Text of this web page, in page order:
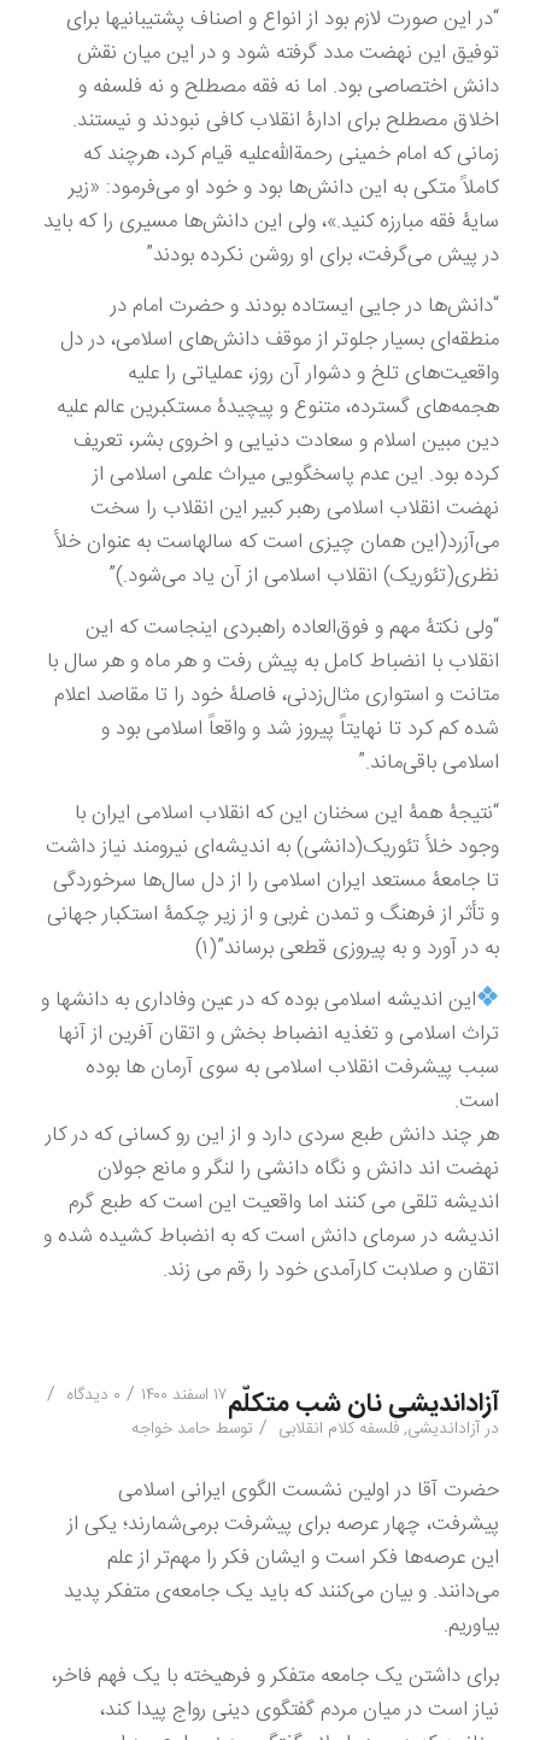
“در این صورت لازم بود از انواع و اصناف پشتیبانیها برای
توفیق این نهضت مدد گرفته شود و در این میان نقش
دانش اختصاصی بود. اما نه فقه مصطلح و نه فلسفه و
اخلاق مصطلح برای ادارۀ انقلاب کافی نبودند و نیستند.
زمانی که امام خمینی رحمة‌الله‌علیه قیام کرد، هرچند که
کاملاً متکی به این دانش‌ها بود و خود او می‌فرمود: «زیر
سایۀ فقه مبارزه کنید.»، ولی این دانش‌ها مسیری را که باید
در پیش می‌گرفت، برای او روشن نکرده بودند”
“دانش‌ها در جایی ایستاده بودند و حضرت امام در
منطقه‌ای بسیار جلوتر از موقف دانش‌های اسلامی، در دل
واقعیت‌های تلخ و دشوار آن روز، عملیاتی را علیه
هجمه‌های گسترده، متنوع و پیچیدۀ مستکبرین عالم علیه
دین مبین اسلام و سعادت دنیایی و اخروی بشر، تعریف
کرده بود. این عدم پاسخگویی میراث علمی اسلامی از
نهضت انقلاب اسلامی رهبر کبیر این انقلاب را سخت
می‌آزرد(این همان چیزی است که سالهاست به عنوان خلأ
نظری(تئوریک) انقلاب اسلامی از آن یاد می‌شود.)”
“ولی نکتۀ مهم و فوق‌العاده راهبردی اینجاست که این
انقلاب با انضباط کامل به پیش رفت و هر ماه و هر سال با
متانت و استواری مثال‌زدنی، فاصلۀ خود را تا مقاصد اعلام
شده کم کرد تا نهایتاً پیروز شد و واقعاً اسلامی بود و
اسلامی باقی‌ماند.”
“نتیجۀ همۀ این سخنان این که انقلاب اسلامی ایران با
وجود خلأ تئوریک(دانشی) به اندیشه‌ای نیرومند نیاز داشت
تا جامعۀ مستعد ایران اسلامی را از دل سال‌ها سرخوردگی
و تأثر از فرهنگ و تمدن غربی و از زیر چکمۀ استکبار جهانی
به در آورد و به پیروزی قطعی برساند”(۱)
این اندیشه اسلامی بوده که در عین وفاداری به دانشها و
تراث اسلامی و تغذیه انضباط بخش و اتقان آفرین از آنها
سبب پیشرفت انقلاب اسلامی به سوی آرمان ها بوده
است.
هر چند دانش طبع سردی دارد و از این رو کسانی که در کار
نهضت اند دانش و نگاه دانشی را لنگر و مانع جولان
اندیشه تلقی می کنند اما واقعیت این است که طبع گرم
اندیشه در سرمای دانش است که به انضباط کشیده شده و
اتقان و صلابت کارآمدی خود را رقم می زند.
آزاداندیشی نان شب متکلّم۱۷ اسفند ۱۴۰۰ / ۰ دیدگاه /
در آزاداندیشی,فلسفه کلام انقلابی / توسط حامد خواجه
حضرت آقا در اولین نشست الگوی ایرانی اسلامی
پیشرفت، چهار عرصه برای پیشرفت برمی‌شمارند؛ یکی از
این عرصه‌ها فکر است و ایشان فکر را مهم‌تر از علم
می‌دانند. و بیان می‌کنند که باید یک جامعه‌ی متفکر پدید
بیاوریم.
برای داشتن یک جامعه متفکر و فرهیخته با یک فهم فاخر،
نیاز است در میان مردم گفتگوی دینی رواج پیدا کند،